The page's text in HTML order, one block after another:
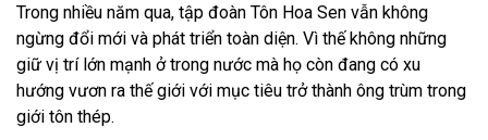
Trong nhiều năm qua, tập đoàn Tôn Hoa Sen vẫn không
ngừng đổi mới và phát triển toàn diện. Vì thế không những
giữ vị trí lớn mạnh ở trong nước mà họ còn đang có xu
hướng vươn ra thế giới với mục tiêu trở thành ông trùm trong
giới tôn thép.